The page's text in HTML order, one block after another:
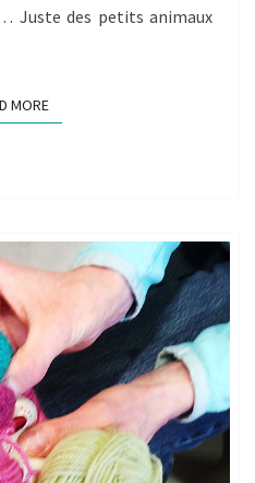
Juste des petits animaux
MOREREAD MORE